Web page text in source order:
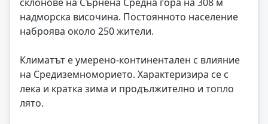
надморска височина. Постоянното население
наброява около 250 жители.
Климатът е умерено-континентален с влияние
на Средиземноморието. Характеризира се с
лека и кратка зима и продължително и топло
лято.